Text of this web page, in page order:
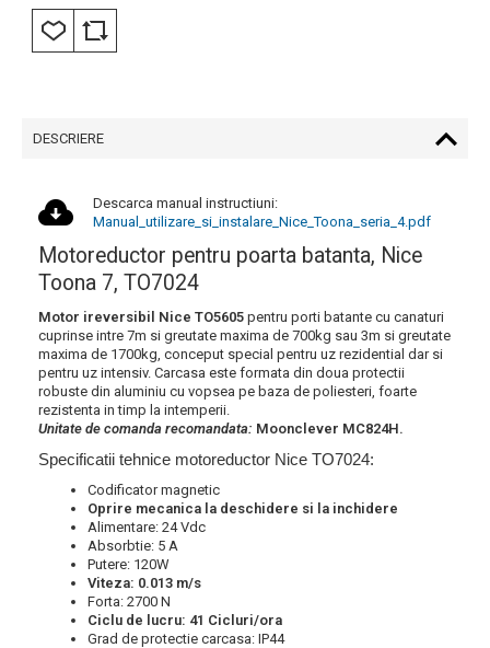
DESCRIERE
Descarca manual instructiuni:
Manual_utilizare_si_instalare_Nice_Toona_seria_4.pdf
Motoreductor pentru poarta batanta, Nice
Toona 7, TO7024
Motor ireversibil Nice TO5605 pentru porti batante cu canaturi
cuprinse intre 7m si greutate maxima de 700kg sau 3m si greutate
maxima de 1700kg, conceput special pentru uz rezidential dar si
pentru uz intensiv. Carcasa este formata din doua protectii
robuste din aluminiu cu vopsea pe baza de poliesteri, foarte
rezistenta in timp la intemperii.
Unitate de comanda recomandata: Moonclever MC824H.
Specificatii tehnice motoreductor Nice TO7024:
Codificator magnetic
Oprire mecanica la deschidere si la inchidere
Alimentare: 24 Vdc
Absorbtie: 5 A
Putere: 120W
Viteza: 0.013 m/s
Forta: 2700 N
Ciclu de lucru: 41 Cicluri/ora
Grad de protectie carcasa: IP44